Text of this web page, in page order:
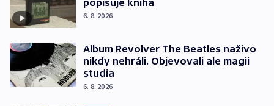
popisuje kniha
6. 8. 2026
Album Revolver The Beatles naživo
nikdy nehráli. Objevovali ale magii
studia
6. 8. 2026